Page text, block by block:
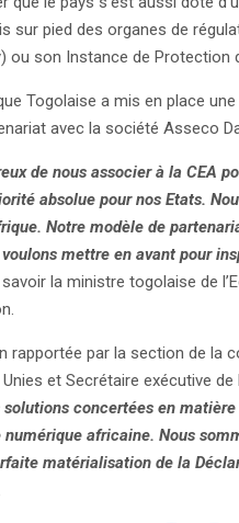
sur pied des organes de
ou son Instance de Protection
Togolaise a mis en place
avec la société Asseco
de nous associer à la CEA
absolue pour nos Etats.
Notre modèle de
mettre en avant pour
la ministre togolaise de
rapportée par la section de la
et Secrétaire exécutive de
solutions concertées en
numérique africaine. Nous
matérialisation de la